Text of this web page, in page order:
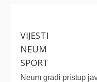
VIJESTI
NEUM
SPORT
Neum gradi pristup